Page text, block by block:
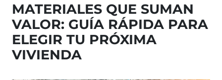
MATERIALES QUE SUMAN
VALOR: GUÍA RÁPIDA PARA
ELEGIR TU PRÓXIMA
VIVIENDA